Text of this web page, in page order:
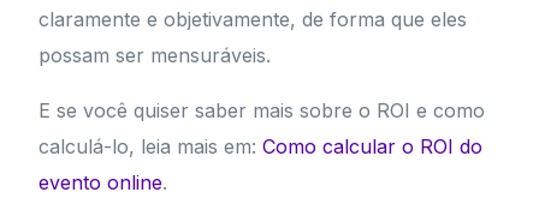
claramente e objetivamente, de forma que eles
possam ser mensuráveis.
E se você quiser saber mais sobre o ROI e como
calculá-lo, leia mais em:Como calcular o ROI do
evento online.